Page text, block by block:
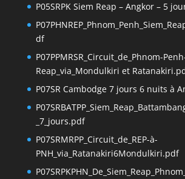
P05SRPK Siem Reap – Angkor – 5
df
P07PPMRSR_Circuit_de_Phnom-
Reap_via_Mondulkiri et
P07SR Cambodge 7 jours 6 nuits à
_7_jours.pdf
P07SRMRPP_Circuit_de_REP-à-
PNH_via_Ratanakiri6Mondulkiri.pdf